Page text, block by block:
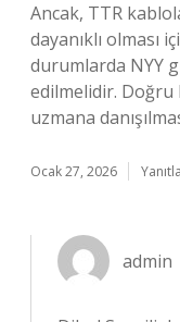
Ancak, TTR
dayanıklı olması
durumlarda NYY
edilmelidir. Doğru
uzmana
Ocak 27, 2026 Yanıtla
admin